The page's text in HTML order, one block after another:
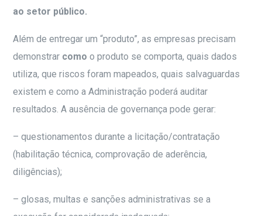
ao setor público.
Além de entregar um “produto”, as empresas precisam
demonstrar como o produto se comporta, quais dados
utiliza, que riscos foram mapeados, quais salvaguardas
existem e como a Administração poderá auditar
resultados. A ausência de governança pode gerar:
– questionamentos durante a licitação/contratação
(habilitação técnica, comprovação de aderência,
diligências);
– glosas, multas e sanções administrativas se a